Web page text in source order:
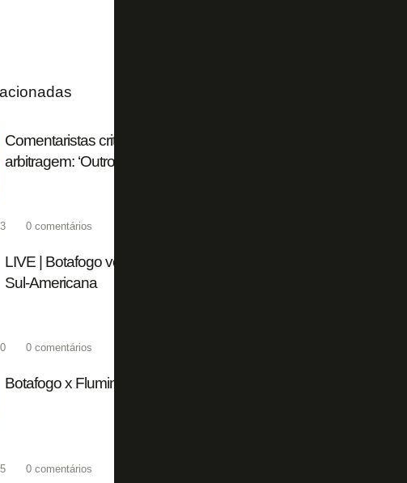
Comentaristas criticam Flamengo e Palmeiras por troca de
arbitragem: ‘Outro dia estávamos falando do John Textor, é a
0 comentários
LIVE | Botafogo vende 10 mil ingressos para clássico; Franclim
Sul-Americana
0 comentários
Botafogo x Fluminense ainda não bateu 10 mil ingressos
0 comentários